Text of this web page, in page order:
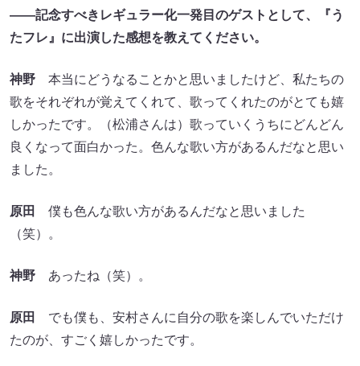
――記念すべきレギュラー化一発目のゲストとして、『う
たフレ』に出演した感想を教えてください。
神野 本当にどうなることかと思いましたけど、私たちの
歌をそれぞれが覚えてくれて、歌ってくれたのがとても嬉
しかったです。（松浦さんは）歌っていくうちにどんどん
良くなって面白かった。色んな歌い方があるんだなと思い
ました。
原田
僕も色んな歌い方があるんだなと思いました
（笑）。
神野 あったね（笑）。
原田
でも僕も、安村さんに自分の歌を楽しんでいただけ
たのが、すごく嬉しかったです。